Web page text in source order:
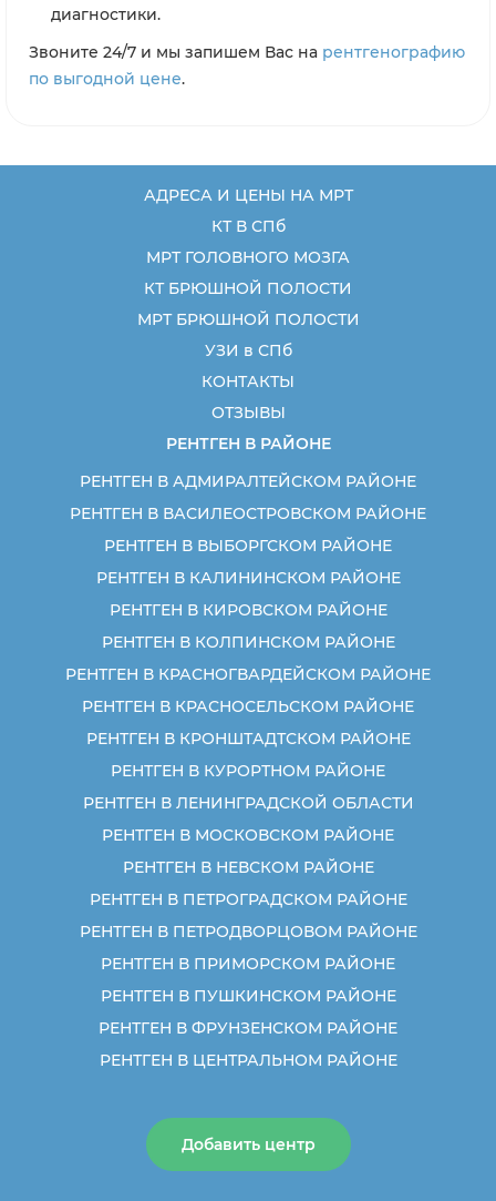
диагностики.
Звоните 24/7 и мы запишем Вас на рентгенографию
по выгодной цене.
АДРЕСА И ЦЕНЫ НА МРТ
КТ В СПб
МРТ ГОЛОВНОГО МОЗГА
КТ БРЮШНОЙ ПОЛОСТИ
МРТ БРЮШНОЙ ПОЛОСТИ
УЗИ в СПб
КОНТАКТЫ
ОТЗЫВЫ
РЕНТГЕН В РАЙОНЕ
РЕНТГЕН В АДМИРАЛТЕЙСКОМ РАЙОНЕ
РЕНТГЕН В ВАСИЛЕОСТРОВСКОМ РАЙОНЕ
РЕНТГЕН В ВЫБОРГСКОМ РАЙОНЕ
РЕНТГЕН В КАЛИНИНСКОМ РАЙОНЕ
РЕНТГЕН В КИРОВСКОМ РАЙОНЕ
РЕНТГЕН В КОЛПИНСКОМ РАЙОНЕ
РЕНТГЕН В КРАСНОГВАРДЕЙСКОМ РАЙОНЕ
РЕНТГЕН В КРАСНОСЕЛЬСКОМ РАЙОНЕ
РЕНТГЕН В КРОНШТАДТСКОМ РАЙОНЕ
РЕНТГЕН В КУРОРТНОМ РАЙОНЕ
РЕНТГЕН В ЛЕНИНГРАДСКОЙ ОБЛАСТИ
РЕНТГЕН В МОСКОВСКОМ РАЙОНЕ
РЕНТГЕН В НЕВСКОМ РАЙОНЕ
РЕНТГЕН В ПЕТРОГРАДСКОМ РАЙОНЕ
РЕНТГЕН В ПЕТРОДВОРЦОВОМ РАЙОНЕ
РЕНТГЕН В ПРИМОРСКОМ РАЙОНЕ
РЕНТГЕН В ПУШКИНСКОМ РАЙОНЕ
РЕНТГЕН В ФРУНЗЕНСКОМ РАЙОНЕ
РЕНТГЕН В ЦЕНТРАЛЬНОМ РАЙОНЕ
Добавить центр